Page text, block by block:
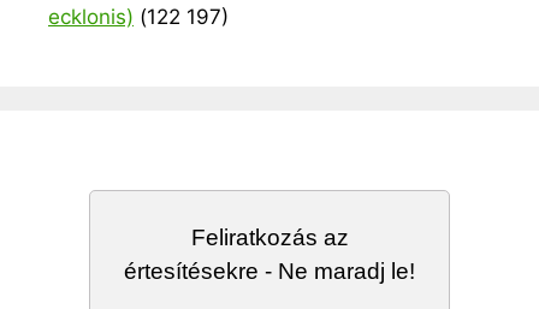
ecklonis) (122 197)
Feliratkozás az
értesítésekre - Ne maradj le!